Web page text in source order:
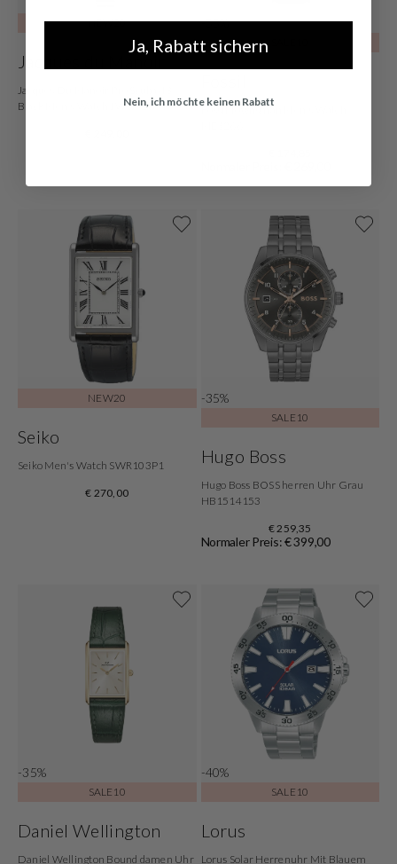
NEW20
Jacques du Manoir
Jacques Du Manoir Pro Scuba 43
Black Men's Watch JWG02801
-35%
Fossil Townsman Men's Watch
NEW20
Seiko
Seiko Men's Watch SWR103P1
€ 270,00
-35%
SALE10
Hugo Boss
Hugo Boss BOSS herren Uhr Grau
HB1514153
€ 259,35
Normaler Preis: € 399,00
-35%
SALE10
Daniel Wellington
Daniel Wellington Bound damen Uhr
-40%
SALE10
Lorus
Lorus Solar Herrenuhr Mit Blauem
Ja, Rabatt sichern
Nein, ich möchte keinen Rabatt